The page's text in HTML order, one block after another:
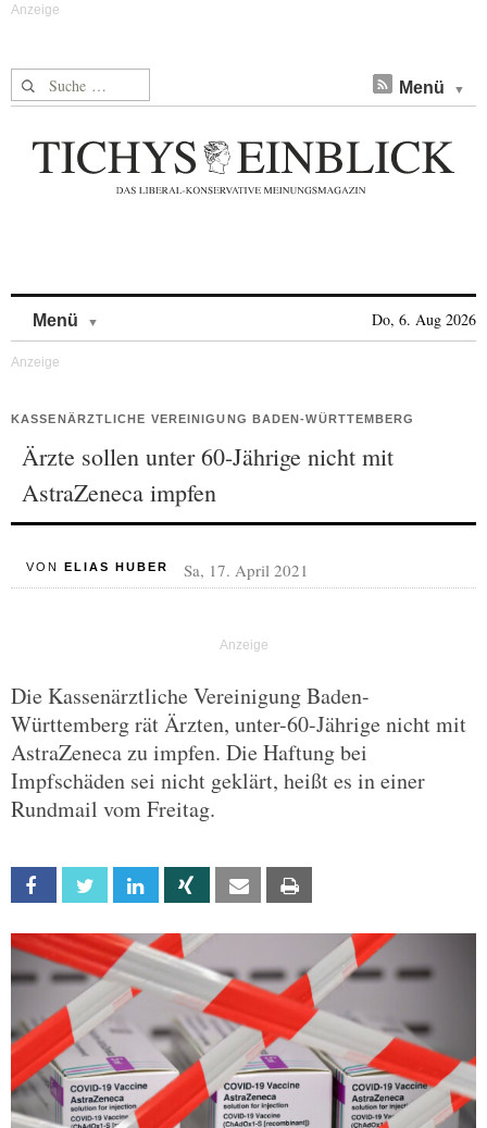
Suche nach: Menü
Menü Do, 6. Aug 2026
KASSENÄRZTLICHE VEREINIGUNG BADEN-WÜRTTEMBERG
Ärzte sollen unter 60-Jährige nicht mit
AstraZeneca impfen
VON ELIAS HUBER Sa, 17. April 2021
Die Kassenärztliche Vereinigung Baden-
Württemberg rät Ärzten, unter-60-Jährige nicht mit
AstraZeneca zu impfen. Die Haftung bei
Impfschäden sei nicht geklärt, heißt es in einer
Rundmail vom Freitag.
Facebook Twitter Linkedin Xing Email